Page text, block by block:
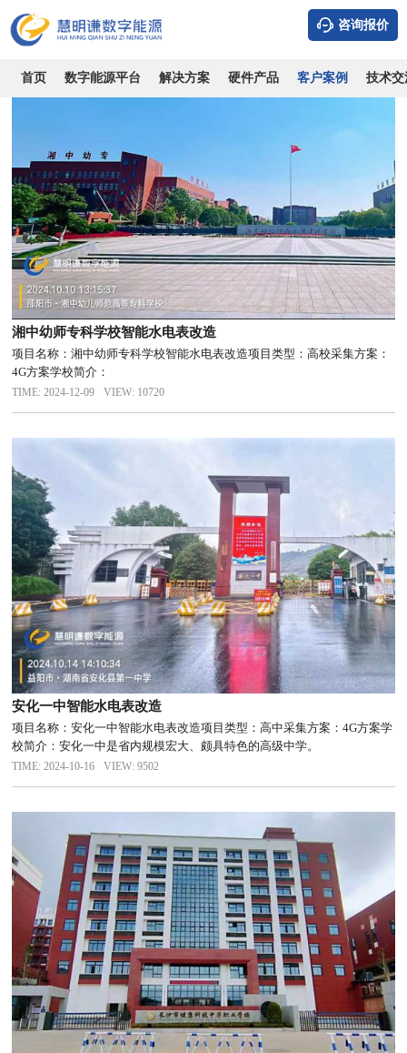
咨询报价
首页 数字能源平台 解决方案 硬件产品 客户案例 技术交
全部案例 风光储充 市场/综合体 住宅小区 学校/
湘中幼师专科学校智能水电表改造
项目名称：湘中幼师专科学校智能水电表改造项目类型：高校采集方案：
4G方案学校简介：
TIME: 2024-12-09 VIEW: 10720
安化一中智能水电表改造
项目名称：安化一中智能水电表改造项目类型：高中采集方案：4G方案学
校简介：安化一中是省内规模宏大、颇具特色的高级中学。
TIME: 2024-10-16 VIEW: 9502